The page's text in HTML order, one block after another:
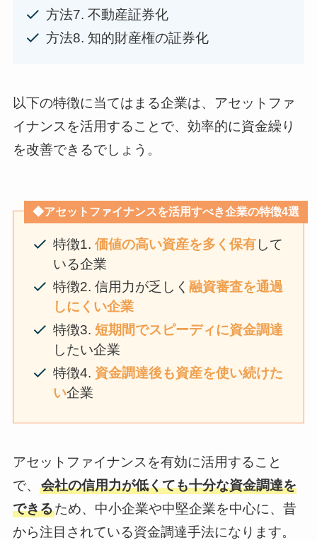
方法7. 不動産証券化
方法8. 知的財産権の証券化
以下の特徴に当てはまる企業は、アセットファ
イナンスを活用することで、効率的に資金繰り
を改善できるでしょう。
◆アセットファイナンスを活用すべき企業の特徴4選
特徴1.価値の高い資産を多く保有して
いる企業
特徴2. 信用力が乏しく融資審査を通過
しにくい企業
特徴3.短期間でスピーディに資金調達
したい企業
特徴4. 資金調達後も資産を使い続けた
い企業
アセットファイナンスを有効に活用すること
で、 会社の信用力が低くても十分な資金調達を
できるため、中小企業や中堅企業を中心に、昔
から注目されている資金調達手法になります。